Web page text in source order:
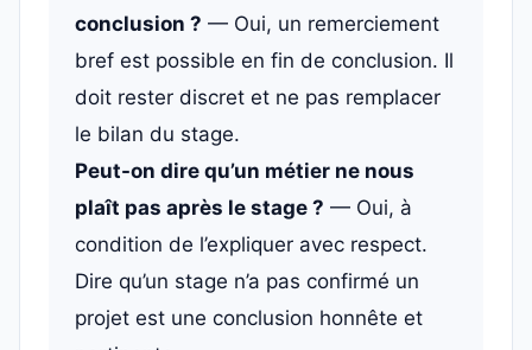
conclusion ? — Oui, un remerciement
bref est possible en fin de conclusion. Il
doit rester discret et ne pas remplacer
le bilan du stage.
Peut-on dire qu’un métier ne nous
plaît pas après le stage ? — Oui, à
condition de l’expliquer avec respect.
Dire qu’un stage n’a pas confirmé un
projet est une conclusion honnête et